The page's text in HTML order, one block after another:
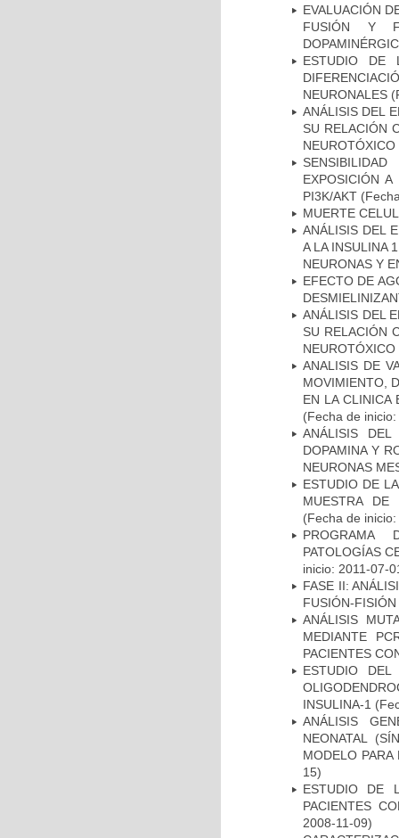
EVALUACIÓN
FUSIÓN Y
ESTUDIO DE
NEURONALES
ANÁLISIS DEL
SU RELACIÓN
NEUROTÓXICO
EXPOSICIÓN
PI3K/AKT
MUERTE
ANÁLISIS DEL
A LA INSULINA
NEURONAS Y
EFECTO DE
ANÁLISIS DEL
SU RELACIÓN
NEUROTÓXICO
ANALISIS DE
MOVIMIENTO,
EN LA CLINICA
(Fecha de
ANÁLISIS
DOPAMINA Y
NEURONAS
ESTUDIO DE
MUESTRA DE
(Fecha de
PROGRAMA
PATOLOGÍAS
inicio: 2011-07-
FASE II:
FUSIÓN-
ANÁLISIS
MEDIANTE
PACIENTES
ESTUDIO
INSULINA-1
ANÁLISIS
NEONATAL
MODELO
15)
ESTUDIO DE
PACIENTES
2008-11-09)